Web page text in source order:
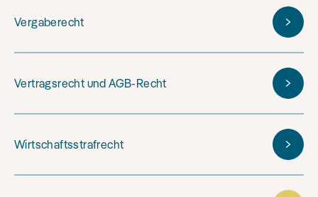
Vergaberecht
Vertragsrecht und AGB-Recht
Wirtschaftsstrafrecht